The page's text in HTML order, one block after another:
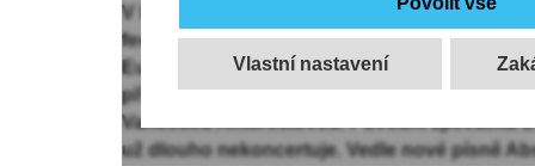
Vlastní nastavení
V libereckém Vesci na čtyřech scénách
festivalu Benátská! Hlavní hvězdou
Eurythmics. Dave Stewart, zakládající člen a
přijede do Liberce s novou hudební
Vanessou Amorosiovou. Původní zpěvačka
už dlouho nekoncertuje. Vedle nové písně